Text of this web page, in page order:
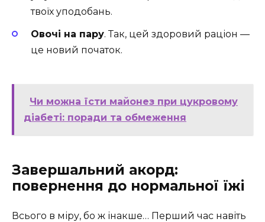
твоїх уподобань.
Овочі на пару. Так, цей здоровий раціон —
це новий початок.
Чи можна їсти майонез при цукровому
діабеті: поради та обмеження
Завершальний акорд:
повернення до нормальної їжі
Всього в міру, бо ж інакше… Перший час навіть